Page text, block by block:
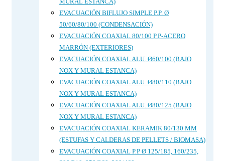
EVACUACIÓN BIFLUJO SIMPLE P.P. Ø
50/60/80/100 (CONDENSACIÓN)
EVACUACIÓN COAXIAL 80/100 P.P-ACERO
MARRÓN (EXTERIORES)
EVACUACIÓN COAXIAL ALU. Ø60/100 (BAJO
NOX Y MURAL ESTANCA)
EVACUACIÓN COAXIAL ALU. Ø80/110 (BAJO
NOX Y MURAL ESTANCA)
EVACUACIÓN COAXIAL ALU. Ø80/125 (BAJO
NOX Y MURAL ESTANCA)
EVACUACIÓN COAXIAL KERAMIK 80/130 MM
(ESTUFAS Y CALDERAS DE PELLETS / BIOMASA)
EVACUACIÓN COAXIAL P.P Ø 125/185, 160/235,